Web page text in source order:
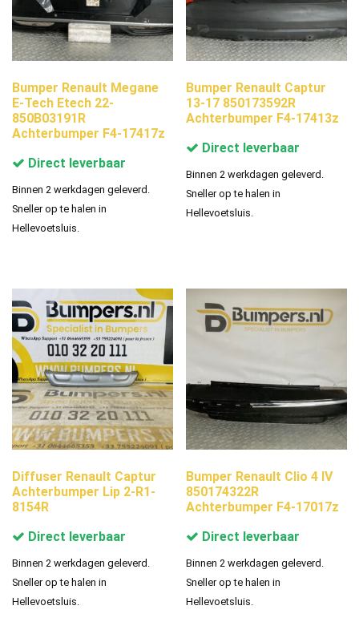
Bumper Renault Megane
E-Tech Etech 22-
850B03191R
Achterbumper F4-17417z
Direct leverbaar
Binnen 2 werkdagen geleverd.
Sneller op te halen in
Hellevoetsluis.
Bumper Renault Captur
13-17 850173592R
Achterbumper F4-17413z
Direct leverbaar
Binnen 2 werkdagen geleverd.
Sneller op te halen in
Hellevoetsluis.
Diffuser Renault Captur
Achterbumper Lip 2-R1-
8154R
Direct leverbaar
Binnen 2 werkdagen geleverd.
Sneller op te halen in
Hellevoetsluis.
Bumper Renault Clio 4 IV
850174322R
Achterbumper F4-17017z
Direct leverbaar
Binnen 2 werkdagen geleverd.
Sneller op te halen in
Hellevoetsluis.